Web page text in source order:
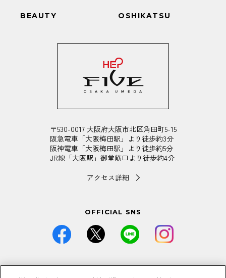
BEAUTY OSHIKATSU
〒530-0017 大阪府大阪市北区角田町5-15
阪急電車「大阪梅田駅」より徒歩約3分
阪神電車「大阪梅田駅」より徒歩約5分
JR線「大阪駅」御堂筋口より徒歩約4分
アクセス詳細
OFFICIAL SNS